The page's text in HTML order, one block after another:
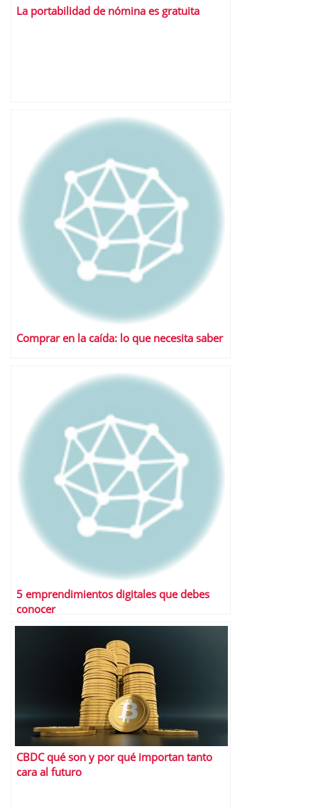
La portabilidad de nómina es gratuita
Comprar en la caída: lo que necesita saber
5 emprendimientos digitales que debes
conocer
CBDC qué son y por qué importan tanto
cara al futuro